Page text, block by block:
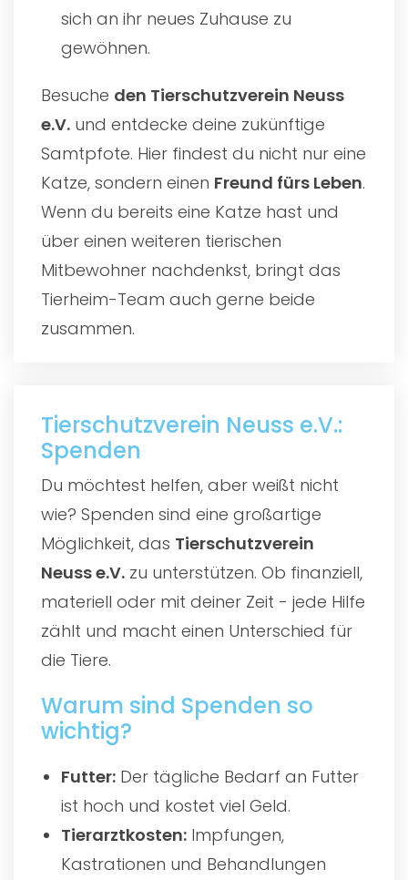
sich an ihr neues Zuhause zu
gewöhnen.
Besuche den Tierschutzverein Neuss
e.V. und entdecke deine zukünftige
Samtpfote. Hier findest du nicht nur eine
Katze, sondern einen Freund fürs Leben.
Wenn du bereits eine Katze hast und
über einen weiteren tierischen
Mitbewohner nachdenkst, bringt das
Tierheim-Team auch gerne beide
zusammen.
Tierschutzverein Neuss e.V.:
Spenden
Du möchtest helfen, aber weißt nicht
wie? Spenden sind eine großartige
Möglichkeit, das Tierschutzverein
Neuss e.V. zu unterstützen. Ob finanziell,
materiell oder mit deiner Zeit - jede Hilfe
zählt und macht einen Unterschied für
die Tiere.
Warum sind Spenden so
wichtig?
Futter: Der tägliche Bedarf an Futter
ist hoch und kostet viel Geld.
Tierarztkosten: Impfungen,
Kastrationen und Behandlungen